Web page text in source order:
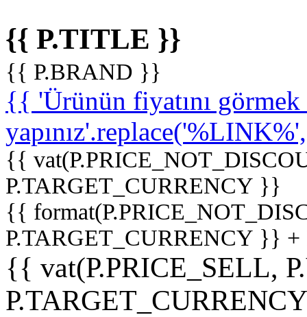
{{ P.TITLE }}
{{ P.BRAND }}
{{ 'Ürünün fiyatını
{{
P.TARGET_CURRENCY }}
{{
P.TARGET_CURRENCY }}
{{ vat(P.PRICE_SELL,